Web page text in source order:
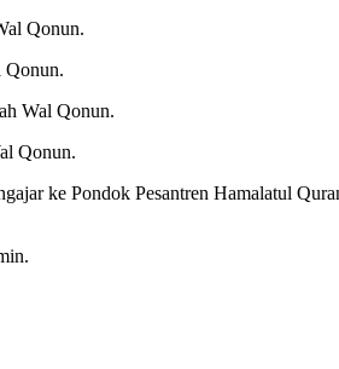
Qonun.
Qonun.
Wal Qonun.
Qonun.
ke Pondok Pesantren Hamalatul